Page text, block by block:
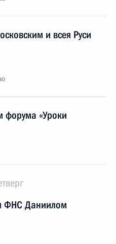
и всея Руси
форума «Уроки
ФНС Даниилом